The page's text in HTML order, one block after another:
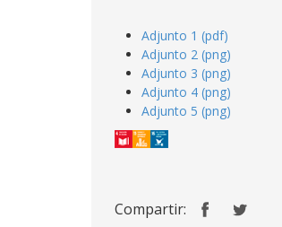
Adjunto 1 (pdf)
Adjunto 2 (png)
Adjunto 3 (png)
Adjunto 4 (png)
Adjunto 5 (png)
Compartir: